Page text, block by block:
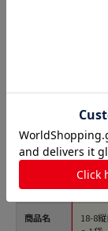
おたま・レー
商品名
18-8